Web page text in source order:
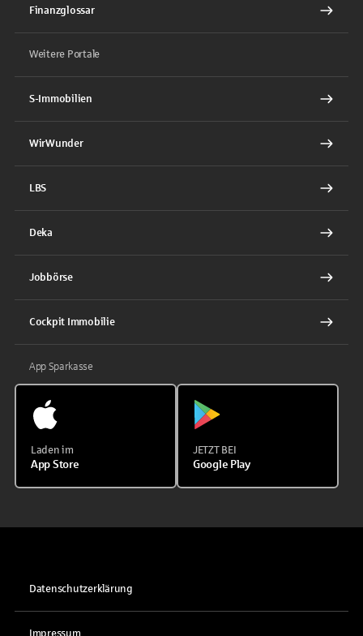
Finanzglossar
Weitere Portale
S-Immobilien
WirWunder
LBS
Deka
Jobbörse
Cockpit Immobilie
App Sparkasse
Laden im
App Store
JETZT BEI
Google Play
Datenschutzerklärung
Impressum